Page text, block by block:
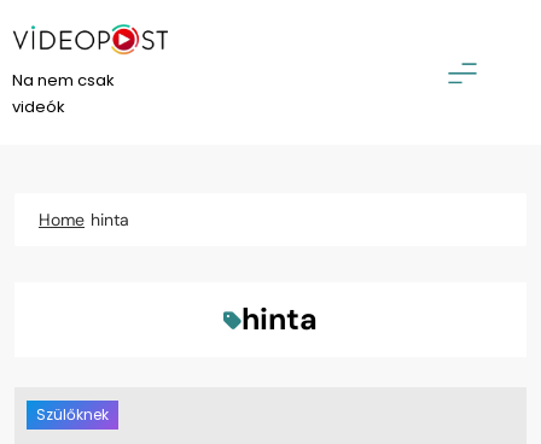
to
content
VideoPost
Na nem csak
videók
Home hinta
hinta
Szülőknek